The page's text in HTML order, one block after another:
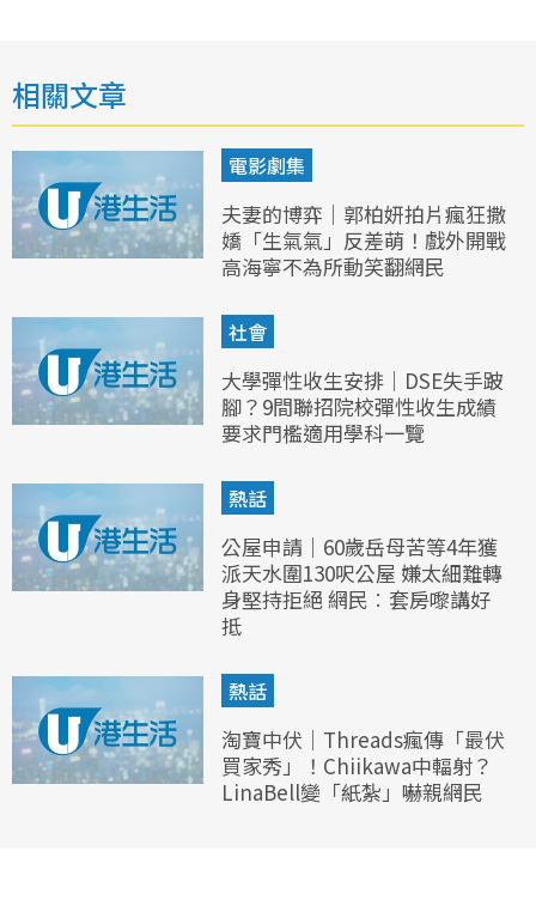
相關文章
電影劇集
夫妻的博弈｜郭柏妍拍片瘋狂撒
嬌「生氣氣」反差萌！戲外開戰
高海寧不為所動笑翻網民
社會
大學彈性收生安排｜DSE失手跛
腳？9間聯招院校彈性收生成績
要求門檻適用學科一覽
熱話
公屋申請｜60歲岳母苦等4年獲
派天水圍130呎公屋 嫌太細難轉
身堅持拒絕 網民︰套房嚟講好
抵
熱話
淘寶中伏｜Threads瘋傳「最伏
買家秀」！Chiikawa中輻射？
LinaBell變「紙紮」嚇親網民